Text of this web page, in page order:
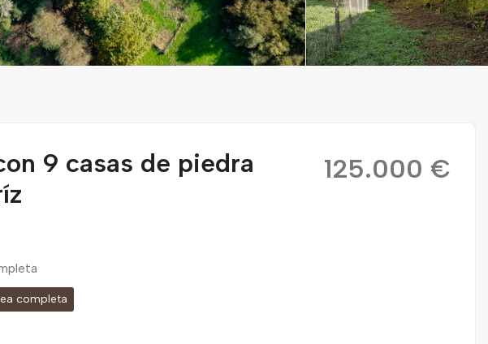
9 casas de piedra
completa
125.000 €